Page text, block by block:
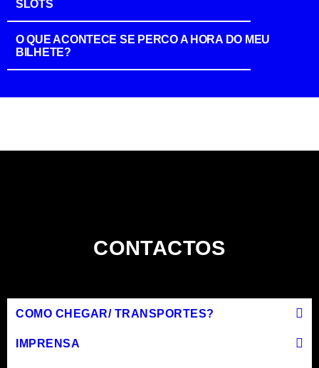
SLOTS
O QUE ACONTECE SE PERCO A HORA DO MEU
BILHETE?
CONTACTOS
COMO CHEGAR/ TRANSPORTES?
IMPRENSA